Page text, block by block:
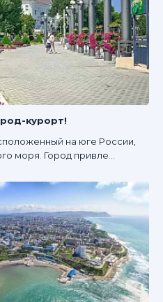
курорт!
на юге России,
моря. Город привле...